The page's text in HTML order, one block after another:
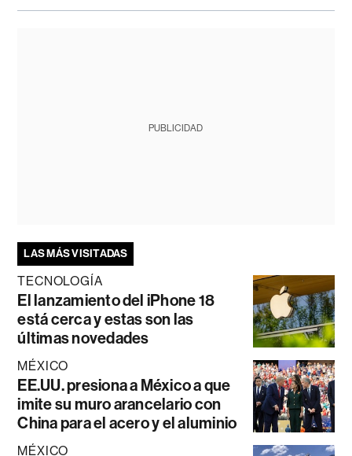
PUBLICIDAD
LAS MÁS VISITADAS
TECNOLOGÍA
El lanzamiento del iPhone 18
está cerca y estas son las
últimas novedades
MÉXICO
EE.UU. presiona a México a que
imite su muro arancelario con
China para el acero y el aluminio
MÉXICO